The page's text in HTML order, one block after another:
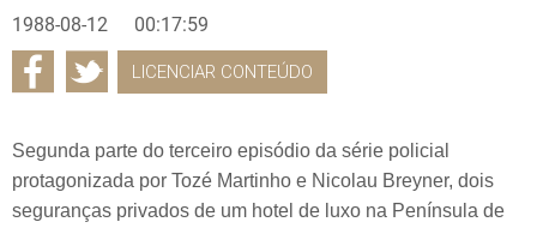
1988-08-12 00:17:59
LICENCIAR CONTEÚDO
Segunda parte do terceiro episódio da série policial
protagonizada por Tozé Martinho e Nicolau Breyner, dois
seguranças privados de um hotel de luxo na Península de